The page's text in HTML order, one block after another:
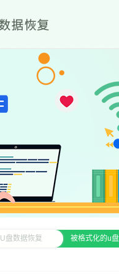
U盘数据恢复 被格式化的u